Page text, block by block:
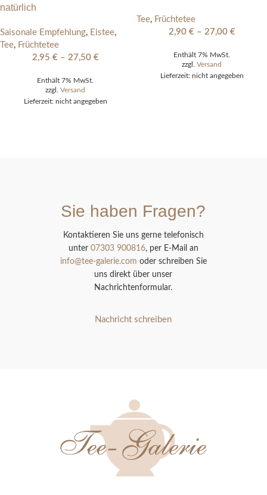
natürlich
Saisonale Empfehlung, Eistee,
Tee, Früchtetee
2,95 € – 27,50 €
Enthält 7% MwSt.
zzgl. Versand
Lieferzeit: nicht angegeben
Tee, Früchtetee
2,90 € – 27,00 €
Enthält 7% MwSt.
zzgl. Versand
Lieferzeit: nicht angegeben
Sie haben Fragen?
Kontaktieren Sie uns gerne telefonisch
unter 07303 900816, per E-Mail an
info@tee-galerie.com oder schreiben Sie
uns direkt über unser
Nachrichtenformular.
Nachricht schreiben